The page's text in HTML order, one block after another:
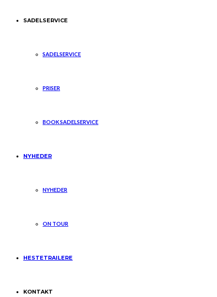
SADELSERVICE
SADELSERVICE
PRISER
BOOK SADELSERVICE
NYHEDER
NYHEDER
ON TOUR
HESTETRAILERE
KONTAKT